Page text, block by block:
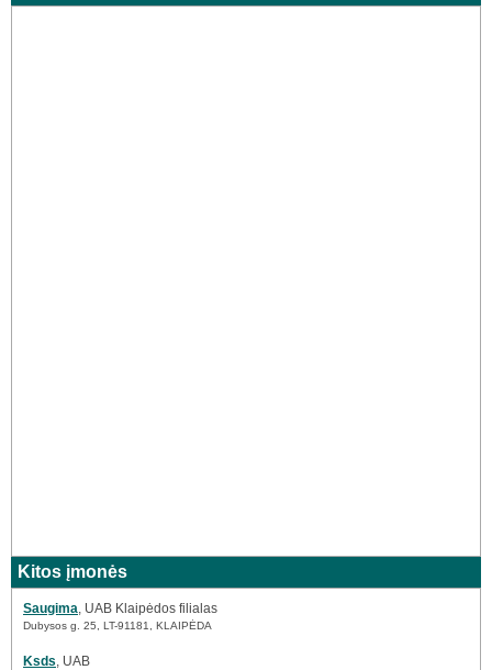
Kitos įmonės
Saugima, UAB Klaipėdos filialas
Dubysos g. 25, LT-91181, KLAIPĖDA
Ksds, UAB